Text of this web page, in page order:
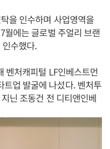
을 인수하며 사업영역을
월에는 글로벌 주얼리 브랜
수했다.
벤처캐피털 LF인베스트먼
업 발굴에 나섰다. 벤처투
닌 조동건 전 디티앤인베